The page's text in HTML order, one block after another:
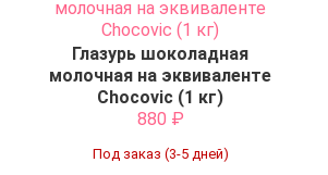
Глазурь шоколадная
молочная на эквиваленте
Chocovic (1 кг)
880 ₽
Под заказ (3-5 дней)